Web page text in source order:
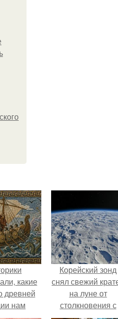
какие
нам
Корейский зонд
снял свежий
на луне от
столкновения с